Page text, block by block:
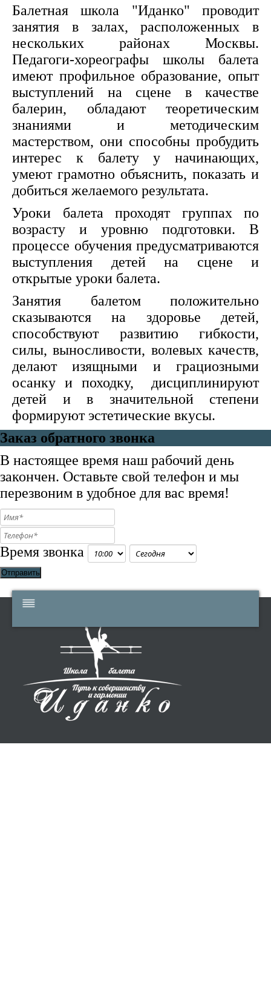
Балетная школа "Иданко" проводит
занятия в залах, расположенных в
нескольких районах Москвы.
Педагоги-хореографы школы балета
имеют профильное образование, опыт
выступлений на сцене в качестве
балерин, обладают теоретическим
знаниями и методическим
мастерством, они способны пробудить
интерес к балету у начинающих,
умеют грамотно объяснить, показать и
добиться желаемого результата.
Уроки балета проходят группах по
возрасту и уровню подготовки. В
процессе обучения предусматриваются
выступления детей на сцене и
открытые уроки балета.
Занятия балетом положительно
сказываются на здоровье детей,
способствуют развитию гибкости,
силы, выносливости, волевых качеств,
делают изящными и грациозными
осанку и походку, дисциплинируют
детей и в значительной степени
формируют эстетические вкусы.
Заказ обратного звонка
В настоящее время наш рабочий день
закончен. Оставьте свой телефон и мы
перезвоним в удобное для вас время!
Время звонка
Отправить